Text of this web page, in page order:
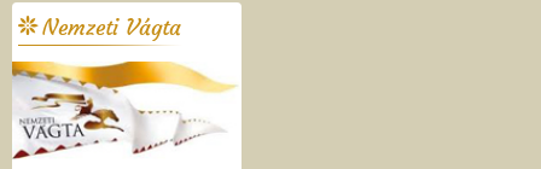
Nemzeti Vágta